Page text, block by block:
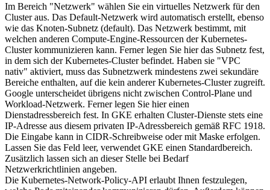
Im Bereich "Netzwerk" wählen Sie ein virtuelles Netzwerk für den
Cluster aus. Das Default-Netzwerk wird automatisch erstellt, ebenso
wie das Knoten-Subnetz (default). Das Netzwerk bestimmt, mit
welchen anderen Compute-Engine-Ressourcen der Kubernetes-
Cluster kommunizieren kann. Ferner legen Sie hier das Subnetz fest,
in dem sich der Kubernetes-Cluster befindet. Haben sie "VPC
nativ" aktiviert, muss das Subnetzwerk mindestens zwei sekundäre
Bereiche enthalten, auf die kein anderer Kubernetes-Cluster zugreift.
Google unterscheidet übrigens nicht zwischen Control-Plane und
Workload-Netzwerk. Ferner legen Sie hier einen
Dienstadressbereich fest. In GKE erhalten Cluster-Dienste stets eine
IP-Adresse aus diesem privaten IP-Adressbereich gemäß RFC 1918.
Die Eingabe kann in CIDR-Schreibweise oder mit Maske erfolgen.
Lassen Sie das Feld leer, verwendet GKE einen Standardbereich.
Zusätzlich lassen sich an dieser Stelle bei Bedarf
Netzwerkrichtlinien angeben.
Die Kubernetes-Network-Policy-API erlaubt Ihnen festzulegen,